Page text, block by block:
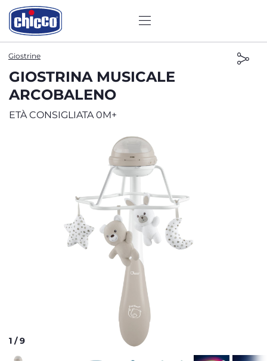
Giostrine
GIOSTRINA MUSICALE
ARCOBALENO
ETÀ CONSIGLIATA 0M+
1 /9